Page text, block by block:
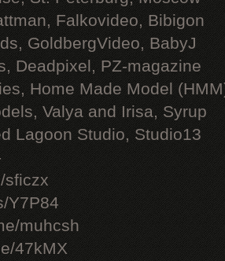
Falkovideo, Bibigon
GoldbergVideo, BabyJ
Deadpixel, PZ-magazine
Home Made Model
Valya and Irisa, Syrup
Lagoon Studio, Studio13
sficzx
Y7P84
muhcsh
47kMX